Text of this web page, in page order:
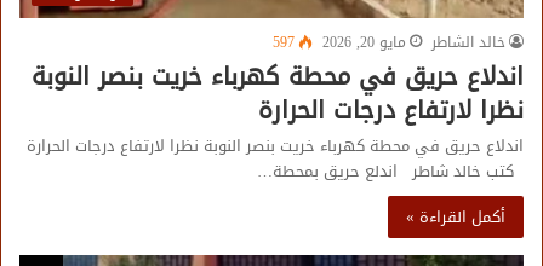
خالد الشاطر
مايو 20, 2026 597
اندلاع حريق في محطة كهرباء خريت بنصر النوبة
نظرا لارتفاع درجات الحرارة
اندلاع حريق في محطة كهرباء خريت بنصر النوبة نظرا لارتفاع درجات الحرارة
كتب خالد شاطر اندلع حريق بمحطة…
أكمل القراءة »